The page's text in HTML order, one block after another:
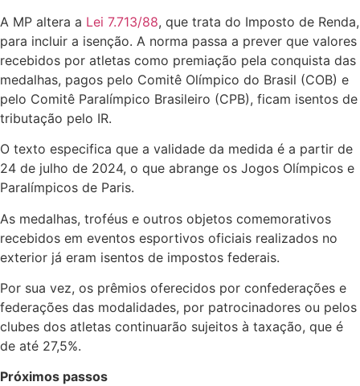
A MP altera a Lei 7.713/88, que trata do Imposto de Renda,
para incluir a isenção. A norma passa a prever que valores
recebidos por atletas como premiação pela conquista das
medalhas, pagos pelo Comitê Olímpico do Brasil (COB) e
pelo Comitê Paralímpico Brasileiro (CPB), ficam isentos de
tributação pelo IR.
O texto especifica que a validade da medida é a partir de
24 de julho de 2024, o que abrange os Jogos Olímpicos e
Paralímpicos de Paris.
As medalhas, troféus e outros objetos comemorativos
recebidos em eventos esportivos oficiais realizados no
exterior já eram isentos de impostos federais.
Por sua vez, os prêmios oferecidos por confederações e
federações das modalidades, por patrocinadores ou pelos
clubes dos atletas continuarão sujeitos à taxação, que é
de até 27,5%.
Próximos passos